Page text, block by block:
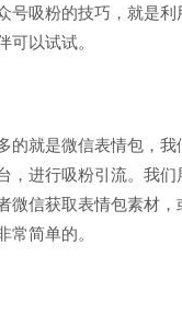
号吸粉的技巧，就是
可以试试。
的就是微信表情包，
，进行吸粉引流。我
微信获取表情包素材
常简单的。